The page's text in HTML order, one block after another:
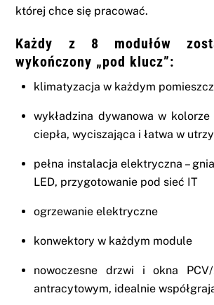
której chce się pracować.
Każdy z 8 modułów
wykończony „pod klucz”:
klimatyzacja w każdym
wykładzina dywanowa w
ciepła, wyciszająca i łatwa w
pełna instalacja elektryczna –
LED, przygotowanie pod sieć IT
ogrzewanie elektryczne
konwektory w każdym module
nowoczesne drzwi i okna
antracytowym, idealnie